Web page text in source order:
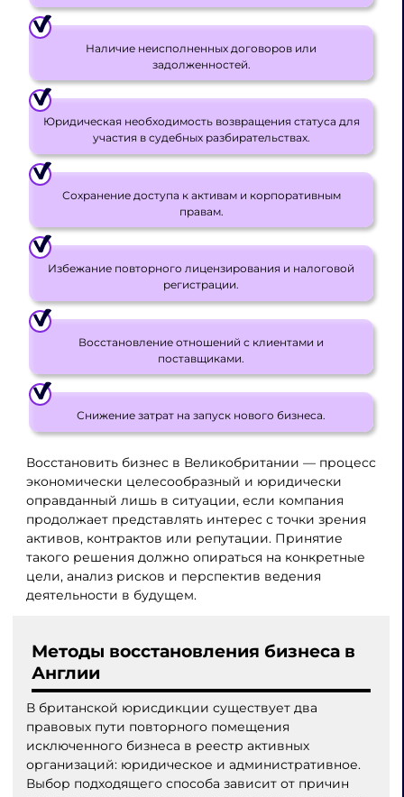
Наличие неисполненных договоров или
задолженностей.
Юридическая необходимость возвращения статуса для
участия в судебных разбирательствах.
Сохранение доступа к активам и корпоративным
правам.
Избежание повторного лицензирования и налоговой
регистрации.
Восстановление отношений с клиентами и
поставщиками.
Снижение затрат на запуск нового бизнеса.
Восстановить бизнес в Великобритании — процесс
экономически целесообразный и юридически
оправданный лишь в ситуации, если компания
продолжает представлять интерес с точки зрения
активов, контрактов или репутации. Принятие
такого решения должно опираться на конкретные
цели, анализ рисков и перспектив ведения
деятельности в будущем.
Методы восстановления бизнеса в
Англии
В британской юрисдикции существует два
правовых пути повторного помещения
исключенного бизнеса в реестр активных
организаций: юридическое и административное.
Выбор подходящего способа зависит от причин